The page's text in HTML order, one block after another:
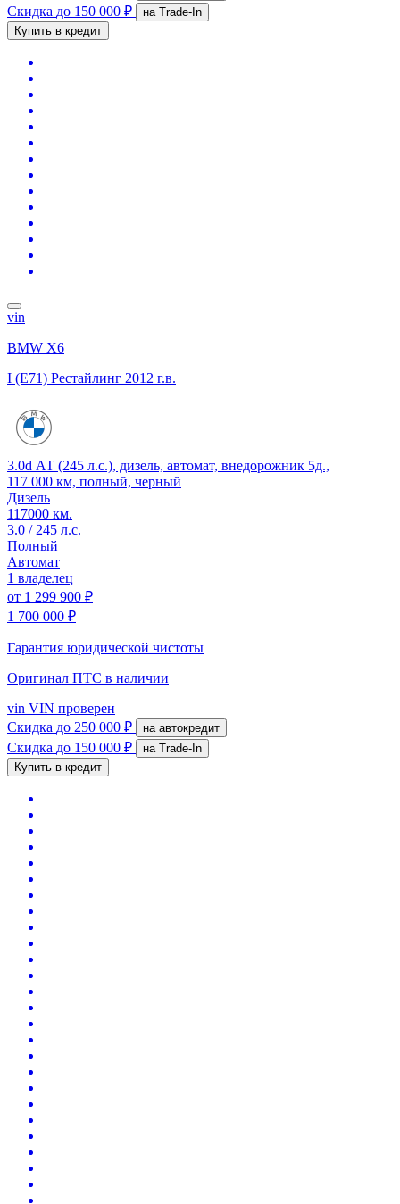
Скидка до 150 000 ₽
на Trade-In
Купить в кредит
vin
BMW X6
I (E71) Рестайлинг 2012 г.в.
3.0d АТ (245 л.с.), дизель, автомат, внедорожник 5д.,
117 000 км, полный, черный
Дизель
117000 км.
3.0 / 245 л.с.
Полный
Автомат
1 владелец
от 1 299 900 ₽
1 700 000 ₽
Гарантия юридической чистоты
Оригинал ПТС в наличии
vin VIN проверен
Скидка до 250 000 ₽ на автокредит
Скидка до 150 000 ₽
на Trade-In
Купить в кредит